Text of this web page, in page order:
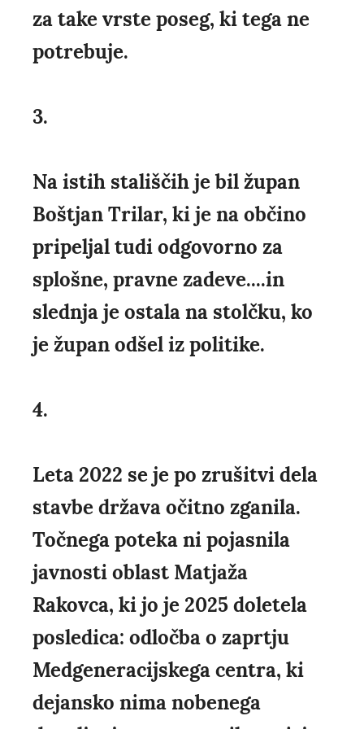
za take vrste poseg, ki tega ne
potrebuje.
3.
Na istih stališčih je bil župan
Boštjan Trilar, ki je na občino
pripeljal tudi odgovorno za
splošne, pravne zadeve....in
slednja je ostala na stolčku, ko
je župan odšel iz politike.
4.
Leta 2022 se je po zrušitvi dela
stavbe država očitno zganila.
Točnega poteka ni pojasnila
javnosti oblast Matjaža
Rakovca, ki jo je 2025 doletela
posledica: odločba o zaprtju
Medgeneracijskega centra, ki
dejansko nima nobenega